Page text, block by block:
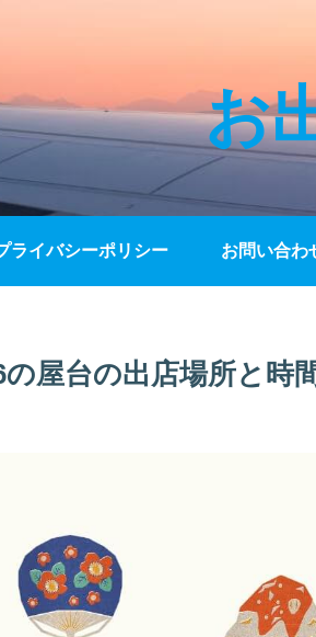
お
ライバシーポリシー お問い合わ
屋台の出店場所と時